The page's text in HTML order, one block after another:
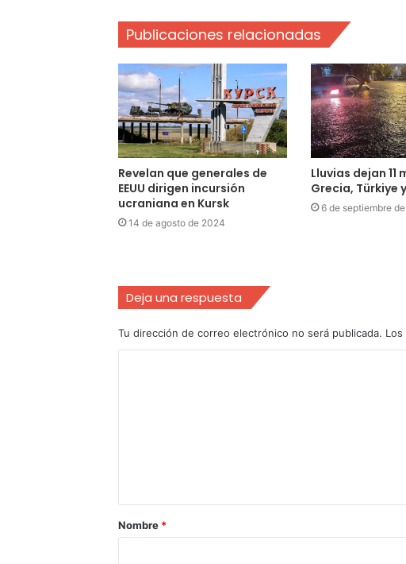
Publicaciones relacionadas
Revelan que generales de
EEUU dirigen incursión
ucraniana en Kursk
14 de agosto de 2024
Lluvias dejan 11
Grecia, Türkiye
6 de septiembre
Deja una respuesta
Tu dirección de correo electrónico no será publicada.
Nombre *